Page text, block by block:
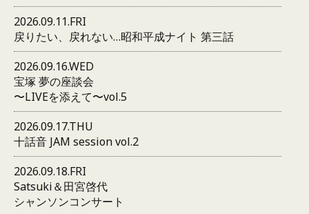
2026.09.11.FRI
戻りたい、戻れない…昭和平成ナイト 第三話
2026.09.16.WED
宝塚 夢の座談会
〜LIVEを添えて〜vol.5
2026.09.17.THU
十話音 JAM session vol.2
2026.09.18.FRI
Satsuki＆田宮啓代
シャンソンコンサート